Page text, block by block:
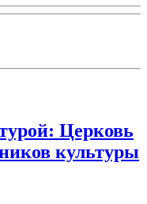
Церковь
культуры